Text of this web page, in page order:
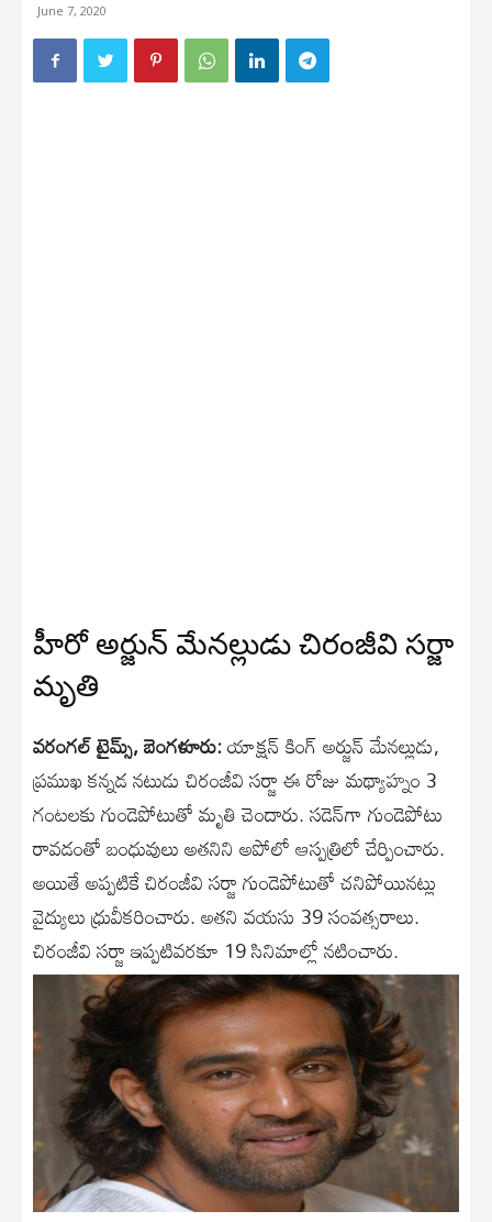
June 7, 2020
హీరో అర్జున్ మేనల్లుడు చిరంజీవి సర్జా
మృతి
వరంగల్ టైమ్స్, బెంగళూరు:యాక్షన్ కింగ్ అర్జున్ మేనల్లుడు,
ప్రముఖ కన్నడ నటుడు చిరంజీవి సర్జా ఈ రోజు మథ్యాహ్నం 3
గంటలకు గుండెపోటుతో మృతి చెందారు. సడెన్‌గా గుండెపోటు
రావడంతో బంధువులు అతనిని అపోలో ఆస్పత్రిలో చేర్పించారు.
అయితే అప్పటికే చిరంజీవి సర్జా గుండెపోటుతో చనిపోయినట్లు
వైద్యులు ధ్రువీకరించారు. అతని వయసు 39 సంవత్సరాలు.
చిరంజీవి సర్జా ఇప్పటివరకూ 19 సినిమాల్లో నటించారు.